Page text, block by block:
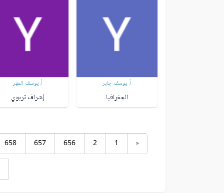
أ. يوسف جابر
الجغرافيا
أ. يوسف المهر
إشراف تربوي
«
1
2
656
657
658